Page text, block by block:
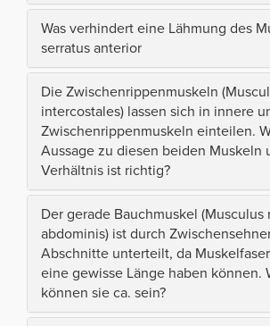
Was verhindert eine Lähmung des
serratus anterior
Die Zwischenrippenmuskeln
intercostales) lassen sich in innere
Zwischenrippenmuskeln einteilen.
Aussage zu diesen beiden Muskeln
Verhältnis ist richtig?
Der gerade Bauchmuskel (Musculus
abdominis) ist durch
Abschnitte unterteilt, da
eine gewisse Länge haben können.
können sie ca. sein?